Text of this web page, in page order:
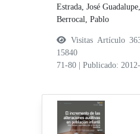
Estrada, José
Berrocal, Pablo
Visitas Artículo
15840
71-80
|Publicado: